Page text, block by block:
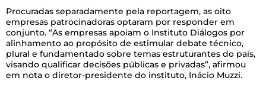
Procuradas separadamente pela reportagem, as oito
empresas patrocinadoras optaram por responder em
conjunto. “As empresas apoiam o Instituto Diálogos por
alinhamento ao propósito de estimular debate técnico,
plural e fundamentado sobre temas estruturantes do país,
visando qualificar decisões públicas e privadas”, afirmou
em nota o diretor-presidente do instituto, Inácio Muzzi.